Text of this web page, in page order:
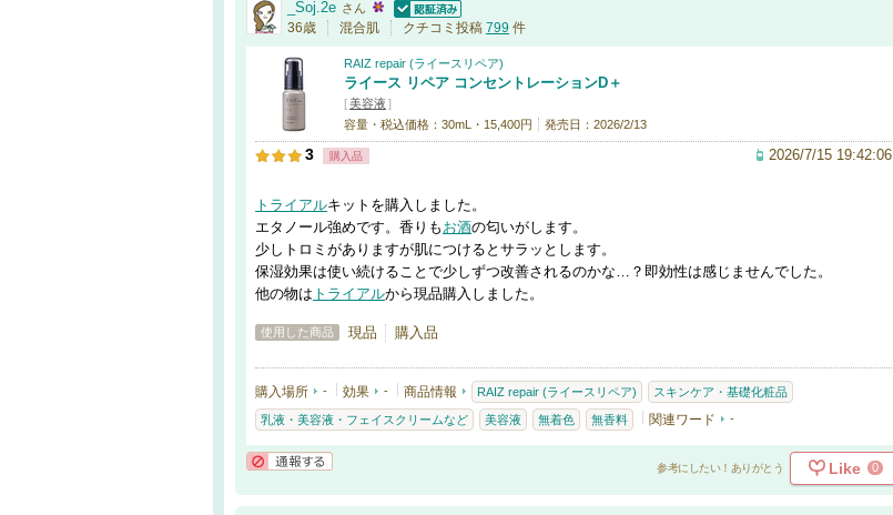
_Soj.2e さん
認証済
36歳 混合肌 クチコミ投稿 799 件
RAIZ repair (ライースリペア)
ライース リペア コンセントレーションD＋
[美容液]
容量・税込価格：30mL・15,400円
発売日：2026/2/13
3 購入品 2026/7/15 19:42:06
トライアルキットを購入しました。
エタノール強めです。香りも お酒の匂いがします。
少しトロミがありますが肌につけるとサラッとします。
保湿効果は使い続けることで少しずつ改善されるのかな…？即効性は感じませんでした。
他の物は トライアルから現品購入しました。
使用した商品 現品 購入品
購入場所 - 効果 - 商品情報 RAIZ repair (ライースリペア) スキンケア・基礎化粧品
乳液・美容液・フェイスクリームなど 美容液 無着色 無香料 関連ワード -
参考にしたい！ありがとう Like 0